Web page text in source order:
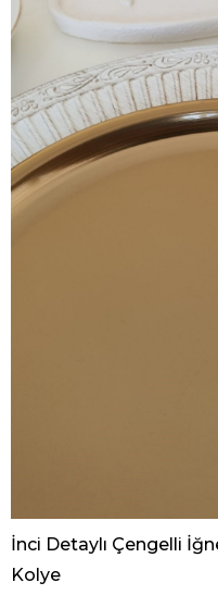
İnci Detaylı Çengelli
Kolye